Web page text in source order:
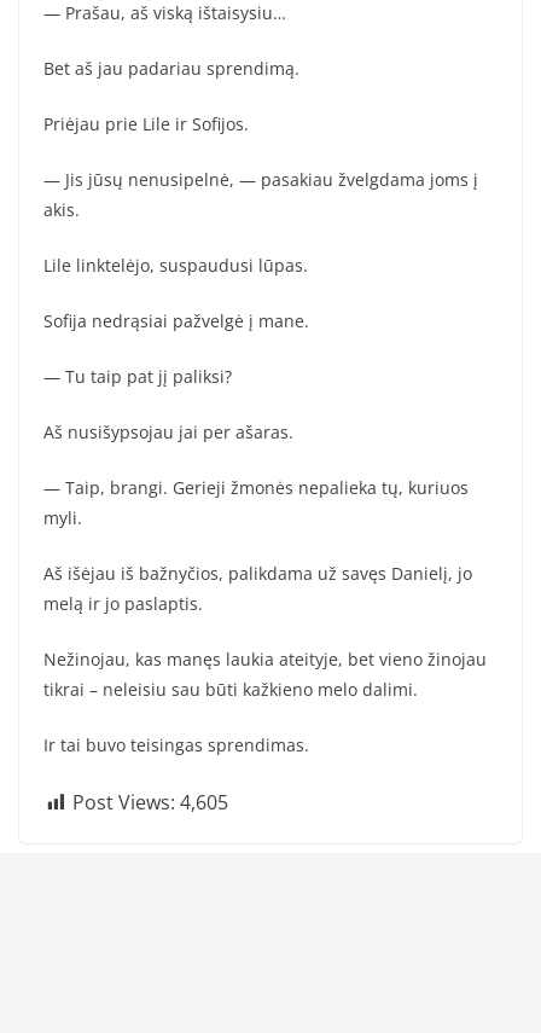
— Prašau, aš viską ištaisysiu…
Bet aš jau padariau sprendimą.
Priėjau prie Lile ir Sofijos.
— Jis jūsų nenusipelnė, — pasakiau žvelgdama joms į
akis.
Lile linktelėjo, suspaudusi lūpas.
Sofija nedrąsiai pažvelgė į mane.
— Tu taip pat jį paliksi?
Aš nusišypsojau jai per ašaras.
— Taip, brangi. Gerieji žmonės nepalieka tų, kuriuos
myli.
Aš išėjau iš bažnyčios, palikdama už savęs Danielį, jo
melą ir jo paslaptis.
Nežinojau, kas manęs laukia ateityje, bet vieno žinojau
tikrai – neleisiu sau būti kažkieno melo dalimi.
Ir tai buvo teisingas sprendimas.
Post Views: 4,605